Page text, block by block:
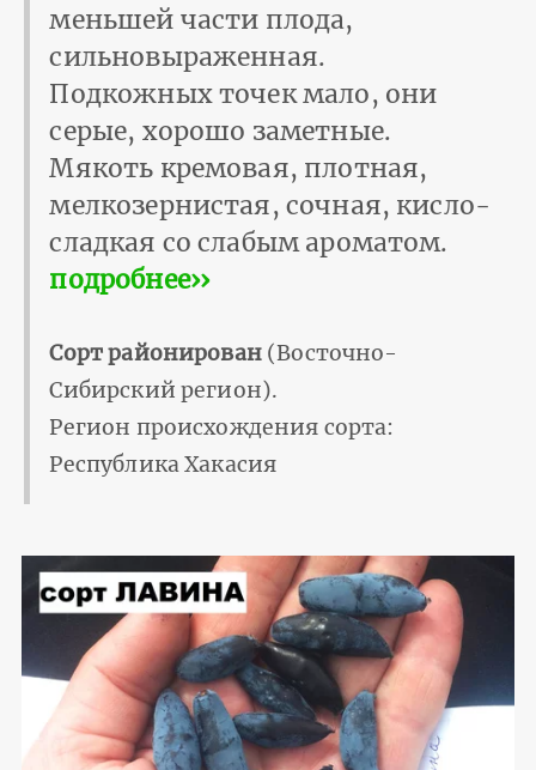
меньшей части плода,
сильновыраженная.
Подкожных точек мало, они
серые, хорошо заметные.
Мякоть кремовая, плотная,
мелкозернистая, сочная, кисло-
сладкая со слабым ароматом.
подробнее››
Сорт районирован(Восточно-
Сибирский регион).
Регион происхождения сорта:
Республика Хакасия